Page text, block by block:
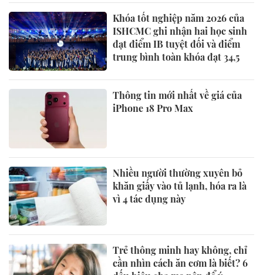
Khóa tốt nghiệp năm 2026 của
ISHCMC ghi nhận hai học sinh
đạt điểm IB tuyệt đối và điểm
trung bình toàn khóa đạt 34,5
Thông tin mới nhất về giá của
iPhone 18 Pro Max
Nhiều người thường xuyên bỏ
khăn giấy vào tủ lạnh, hóa ra là
vì 4 tác dụng này
Trẻ thông minh hay không, chỉ
cần nhìn cách ăn cơm là biết? 6